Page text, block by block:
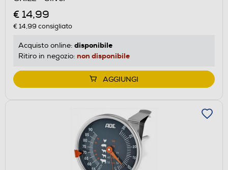
€ 14,99
€ 14,99 consigliato
Acquisto online: disponibile
Ritiro in negozio: non disponibile
AGGIUNGI